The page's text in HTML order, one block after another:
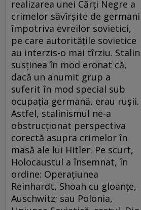
realizarea unei Cărţi Negre a
crimelor săvîrşite de germani
împotriva evreilor sovietici,
pe care autorităţile sovietice
au interzis-o mai tîrziu. Stalin
susţinea în mod eronat că,
dacă un anumit grup a
suferit în mod special sub
ocupaţia germană, erau ruşii.
Astfel, stalinismul ne-a
obstrucţionat perspectiva
corectă asupra crimelor în
masă ale lui Hitler. Pe scurt,
Holocaustul a însemnat, în
ordine: Operaţiunea
Reinhardt, Shoah cu gloanţe,
Auschwitz; sau Polonia,